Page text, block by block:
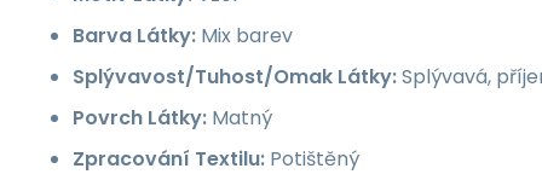
Barva Látky: Mix barev
Splývavost/Tuhost/Omak Látky:Splývavá,
Povrch Látky: Matný
Zpracování Textilu: Potištěný